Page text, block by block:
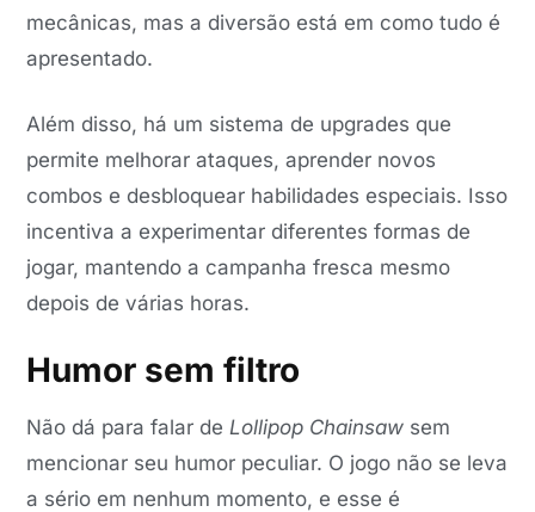
mecânicas, mas a diversão está em como tudo é
apresentado.
Além disso, há um sistema de upgrades que
permite melhorar ataques, aprender novos
combos e desbloquear habilidades especiais. Isso
incentiva a experimentar diferentes formas de
jogar, mantendo a campanha fresca mesmo
depois de várias horas.
Humor sem filtro
Não dá para falar de Lollipop Chainsaw sem
mencionar seu humor peculiar. O jogo não se leva
a sério em nenhum momento, e esse é